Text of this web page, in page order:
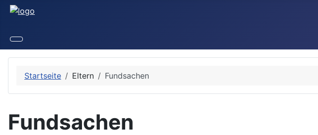
Startseite Eltern Fundsachen
Fundsachen